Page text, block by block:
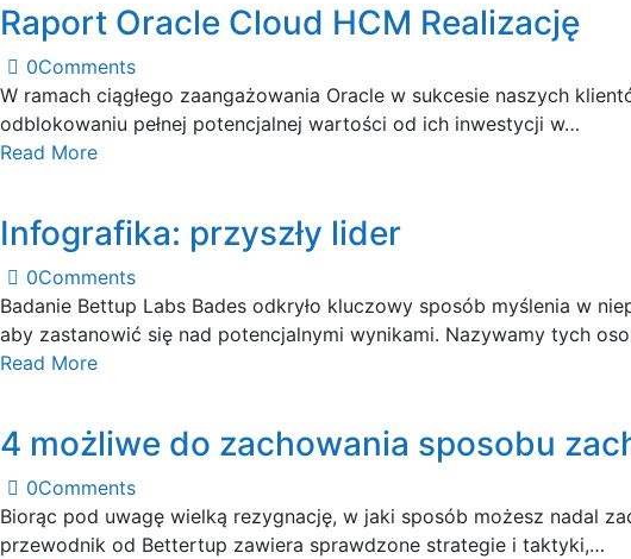
Raport Oracle Cloud HCM Realizację
0Comments
W ramach ciągłego zaangażowania Oracle w sukcesie naszych
odblokowaniu pełnej potencjalnej wartości od ich inwestycji w…
Read More
Infografika: przyszły lider
0Comments
Badanie Bettup Labs Bades odkryło kluczowy sposób myślenia w
aby zastanowić się nad potencjalnymi wynikami. Nazywamy tych
Read More
4 możliwe do zachowania sposobu
0Comments
Biorąc pod uwagę wielką rezygnację, w jaki sposób możesz nadal
przewodnik od Bettertup zawiera sprawdzone strategie i taktyki,…